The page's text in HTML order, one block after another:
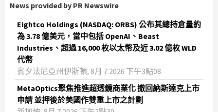
News provided by PR Newswire
Eightco Holdings (NASDAQ: ORBS) 公布其總持倉量約
為 3.78 億美元，當中包括 OpenAI、Beast
Industries、超過 16,000 枚以太幣及近 3.02 億枚 WLD
代幣
賓夕法尼亞州伊斯頓, 8月 7 2026 下午3點08
MetaOptics聚焦推進超透鏡商業化 撤回納斯達克上市
申請 並押後於美國作雙重上市之計劃